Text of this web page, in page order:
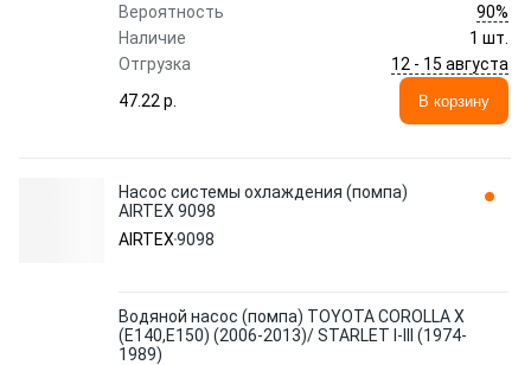
Вероятность
90%
Наличие
1 шт.
Отгрузка
12 - 15 августа
47.22 p.
В корзину
Насос системы охлаждения (помпа)
AIRTEX 9098
AIRTEX9098
Водяной насос (помпа) TOYOTA COROLLA X
(E140,E150) (2006-2013)/ STARLET I-III (1974-
1989)